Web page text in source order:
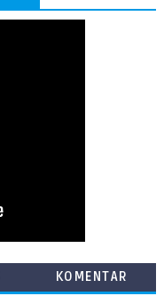
KOMENTAR